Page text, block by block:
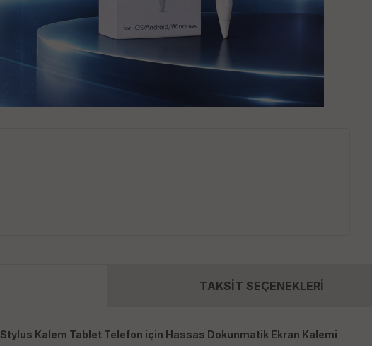
TAKSİT SEÇENEKLERİ
Stylus Kalem Tablet Telefon için Hassas Dokunmatik Ekran Kalemi